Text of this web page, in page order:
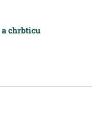
chrbticu